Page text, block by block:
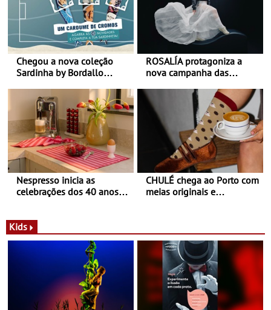
Chegou a nova coleção
Sardinha by Bordallo
ROSALÍA protagoniza a
nova campanha das
Balance
Nespresso inicia as
celebrações dos 40 anos
Novas - Edição limitada
Nespresso x Torres Novas
CHULÉ chega ao Porto com
meias originais e
Shopping
Kids